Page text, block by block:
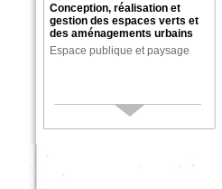
Conception, réalisation et
gestion des espaces verts et
des aménagements urbains
Espace publique et paysage